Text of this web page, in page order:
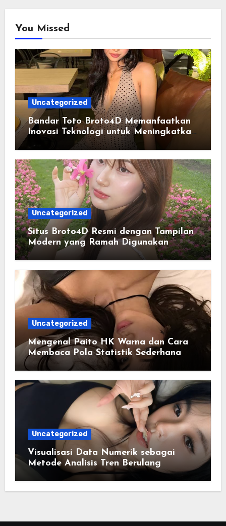
You Missed
Uncategorized
Bandar Toto Broto4D Memanfaatkan
Inovasi Teknologi untuk Meningkatkan
Kenyamanan Pengguna
Uncategorized
Situs Broto4D Resmi dengan Tampilan
Modern yang Ramah Digunakan
Uncategorized
Mengenal Paito HK Warna dan Cara
Membaca Pola Statistik Sederhana
Uncategorized
Visualisasi Data Numerik sebagai
Metode Analisis Tren Berulang